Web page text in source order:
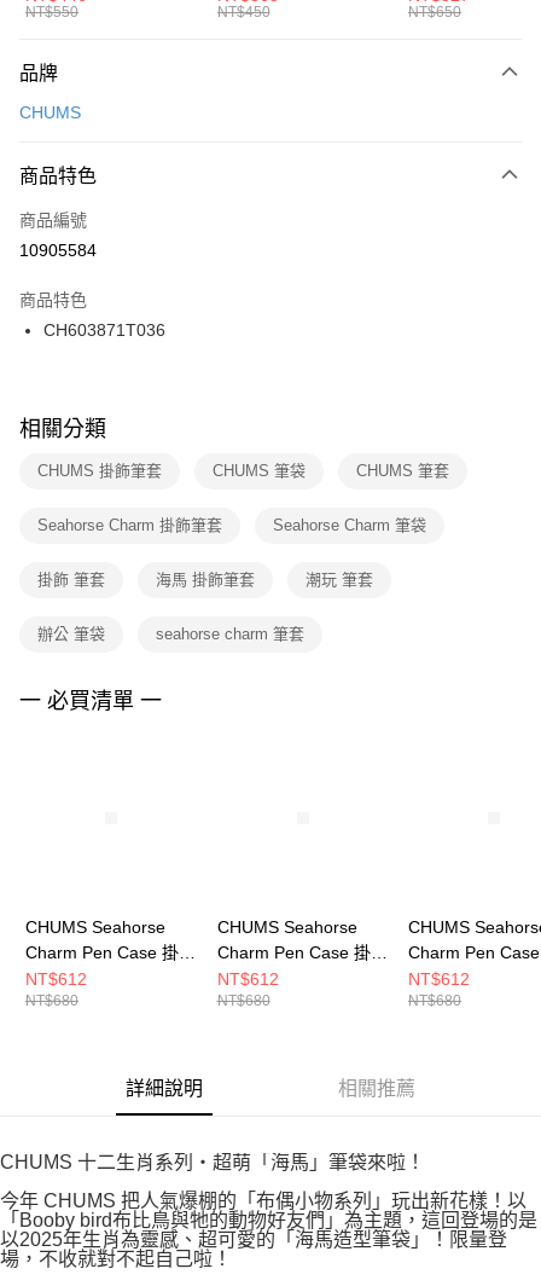
元大商業銀行
台灣樂天信用卡公司
AFTEE先享後付
【關於「AFTEE先享後付」】
便利好安心！
３．安心：先確認商品／服務後，再付款。
【「AFTEE先享後付」結帳流程】
１．於結帳方式選擇「AFTEE先享後付」後，將跳轉至「AFTEE先享後付」
２．訂單成立數日內，您將收到繳費通知簡訊。
３．收到繳費通知簡訊後14天內，點擊此簡訊中的連結，可透過四大超商／
ATM／網路銀行／等多元方式進行付款，方視為交易完成。
※ 交易是否成功請以「AFTEE先享後付 」之結帳頁面顯示為準，若有關於
是否繳費成功／繳費後需取消欲退款等相關疑問，請聯繫「AFTEE先享後付
客戶支援中心」https://netprotections.freshdesk.com/support/home
１．透過由恩沛科技股份有限公司提供之「AFTEE先享後付」服務完成之交
權轉讓予恩沛科技股份有限公司。
３．未成年的使用者請事先徵得法定代理人或監護人之同意方可使用
４．使用「AFTEE先享後付」時，將依據個別帳號之用戶狀況，依本公司即
運送方式
每筆NT$100，滿NT$1,500(含以上)免運費
宅配
每筆NT$100，滿NT$1,500(含以上)免運費
NT$550
FZ3073133
NT$450 NT$650
品牌
CHUMS
商品特色
商品編號
10905584
商品特色
CH603871T036
相關分類
CHUMS 掛飾筆套 CHUMS 筆袋 CHUMS 筆套
Seahorse Charm 掛飾筆套 Seahorse Charm 筆袋
掛飾 筆套 海馬 掛飾筆套 潮玩 筆套
辦公 筆袋 seahorse charm 筆套
一 必買清單 一
CHUMS Seahorse
Charm Pen Case 掛飾
筆套 CH603871Z098
NT$612
NT$680
CHUMS Seahorse
Charm Pen Case 掛飾
筆套 CH603871R079
NT$612
NT$680
CHUMS
Charm Pen
筆套
NT$612
NT$680
詳細說明 相關推薦
CHUMS 十二生肖系列・超萌「海馬」筆袋來啦！
今年 CHUMS 把人氣爆棚的「布偶小物系列」玩出新花樣！以
「Booby bird布比鳥與牠的動物好友們」為主題，這回登場的是
以2025年生肖為靈感、超可愛的「海馬造型筆袋」！限量登
場，不收就對不起自己啦！